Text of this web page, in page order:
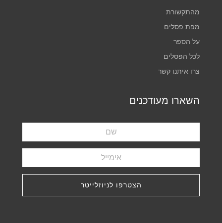
מהתקשורת
מפת פסלים
על הספר
לכל הפסלים
צרו איתנו קשר
השארו מעודכנים
הצטרפו לניוזלייטר